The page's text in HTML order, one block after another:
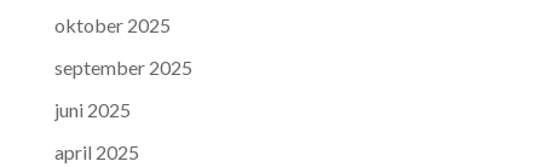
oktober 2025
september 2025
juni 2025
april 2025